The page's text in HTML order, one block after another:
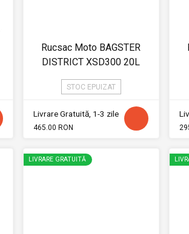
Rucsac Moto BAGSTER
DISTRICT XSD300 20L
STOC EPUIZAT
Livrare Gratuită, 1-3 zile
465.00 RON
LIVRARE GRATUITĂ